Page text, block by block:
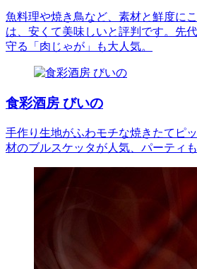
魚料理や焼き鳥など、素材と鮮度に
は、安くて美味しいと評判です。先
守る「肉じゃが」も大人気。
食彩酒房 びいの
手作り生地がふわモチな焼きたてピ
材のブルスケッタが人気、パーティも